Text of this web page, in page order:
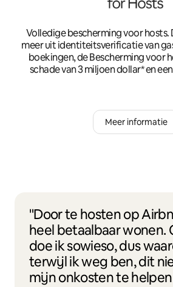
Volledige bescherming voor
meer uit identiteitsverificatie van
boekingen, de Bescherming voor
schade van 3 miljoen dollar* en
Meer informatie
"Door te hosten op
heel betaalbaar wonen.
doe ik sowieso, dus
terwijl ik weg ben, dit
mijn onkosten te